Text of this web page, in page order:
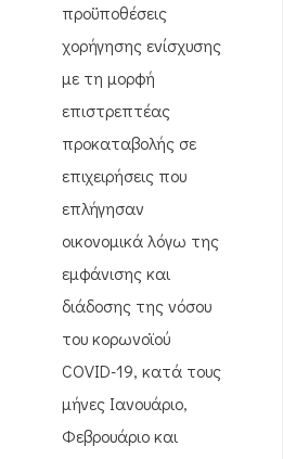
προϋποθέσεις
χορήγησης ενίσχυσης
με τη μορφή
επιστρεπτέας
προκαταβολής σε
επιχειρήσεις που
επλήγησαν
οικονομικά λόγω της
εμφάνισης και
διάδοσης της νόσου
του κορωνοϊού
COVID-19, κατά τους
μήνες Ιανουάριο,
Φεβρουάριο και